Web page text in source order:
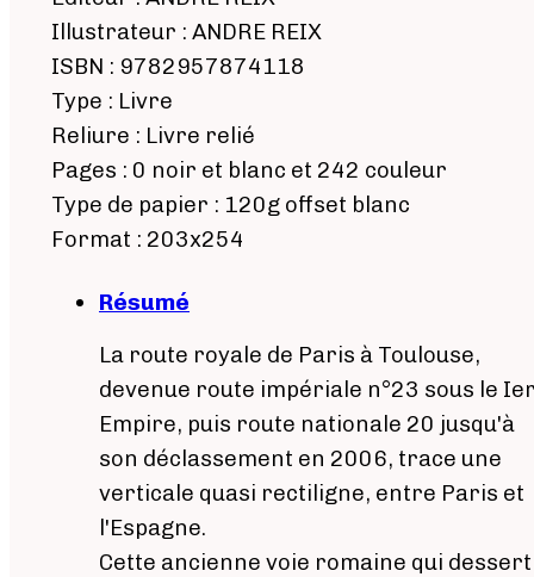
Illustrateur : ANDRE REIX
ISBN : 9782957874118
Type : Livre
Reliure : Livre relié
Pages : 0 noir et blanc et 242 couleur
Type de papier : 120g offset blanc
Format : 203x254
Résumé
La route royale de Paris à Toulouse,
devenue route impériale n°23 sous le
Empire, puis route nationale 20 jusqu'à
son déclassement en 2006, trace une
verticale quasi rectiligne, entre Paris et
l'Espagne.
Cette ancienne voie romaine qui dessert